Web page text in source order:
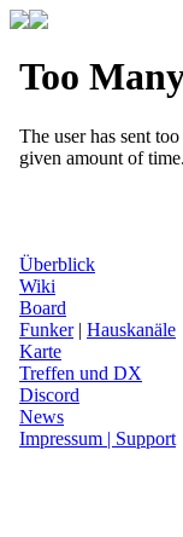
Überblick
Wiki
Board
Funker| Hauskanäle
Karte
Treffen und DX
Discord
News
Impressum | Support